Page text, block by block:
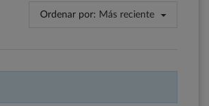
Ordenar por: Más reciente